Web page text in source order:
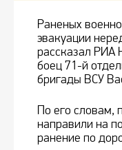
Раненых
эвакуации
рассказал РИА
боец 71-й
бригады ВСУ
По его словам,
направили на
ранение по